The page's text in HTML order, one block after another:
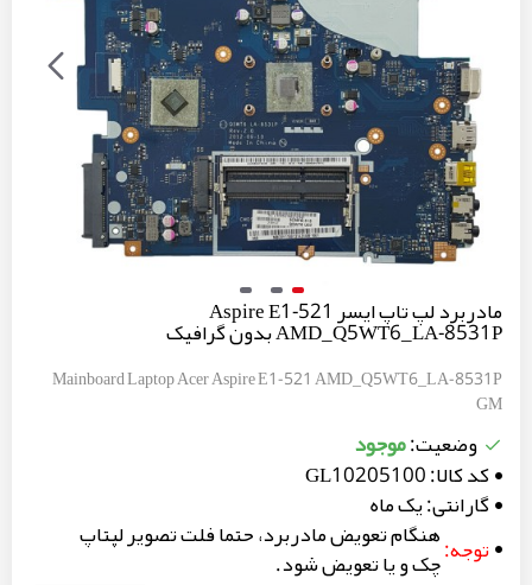
مادربرد لپ تاپ ایسر Aspire E1-521
AMD_Q5WT6_LA-8531P بدون گرافیک
Mainboard Laptop Acer Aspire E1-521 AMD_Q5WT6_LA-8531P
GM
وضعیت:موجود
کد کالا:GL10205100
گارانتی:یک ماه
توجه:هنگام تعویض مادربرد، حتما فلت تصویر لپتاپ
چک و یا تعویض شود.